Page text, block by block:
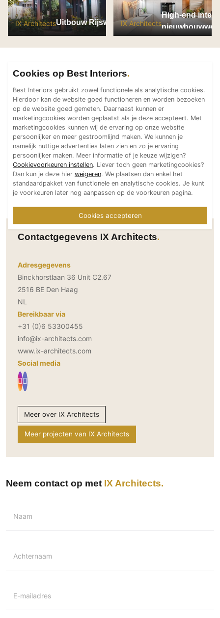
Natuursteen en keramiek
Leer
Stucwerk
Technologie
Audio/Video
Thuisbioscoop
Domotica
Mirror TV
Fitnessapparatuur
Wifi
Overig
Akoestiek
Binnenzwembaden
Wijnkelder en wijnkasten
IX ArchitectsUitbouw Rijswijk IX Architects
High-end
Vroondaal
Contactgegevens IX Architects
Adresgegevens
Binckhorstlaan 36 Unit C2.67
2516 BE Den Haag
NL
Bereikbaar via
+31 (0)6 53300455
info@ix-architects.com
www.ix-architects.com
Social media
Meer over IX Architects
Meer projecten van IX Architects
Neem contact op met IX Architects
Naam
Achternaam
E-mailadres
Cookies op Best Interiors
Best Interiors gebruikt zowel functionele als analytische cookies.
Hierdoor kan de website goed functioneren en worden bezoeken
op de website goed gemeten. Daarnaast kunnen er
marketingcookies worden geplaatst als je deze accepteert. Met
marketingcookies kunnen wij de ervaring op onze website
persoonlijker en meer gestroomlijnd maken. We kunnen je
namelijk nuttige advertenties laten zien en zo je ervaring
persoonlijker maken. Meer informatie of je keuze wijzigen?
Cookievoorkeuren instellen. Liever toch geen marketingcookies?
Dan kun je deze hier weigeren. We plaatsen dan enkel het
standaardpakket van functionele en analytische cookies. Je kunt
je voorkeuren later nog aanpassen op de voorkeuren pagina.
Cookies accepteren